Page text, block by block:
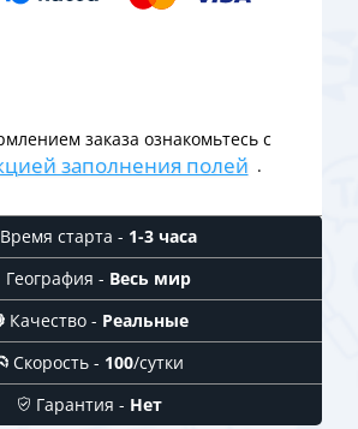
заказа ознакомьтесь с
заполнения полей .
Время старта - 1-3 часа
География - Весь мир
Качество - Реальные
Скорость - 100/сутки
Гарантия - Нет